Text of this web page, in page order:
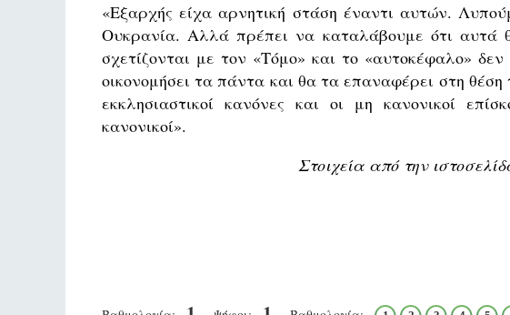
«Εξαρχής είχα αρνητική στάση έναντι αυτών.
Ουκρανία. Αλλά πρέπει να καταλάβουμε ότι
σχετίζονται με τον «Τόμο» και το «αυτοκέφαλο»
οικονομήσει τα πάντα και θα τα επαναφέρει στη
εκκλησιαστικοί κανόνες και οι μη κανονικοί
κανονικοί».
Στοιχεία από την